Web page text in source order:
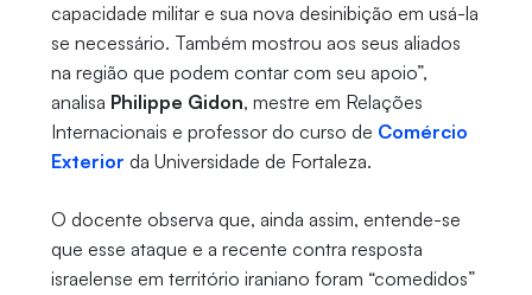
capacidade militar e sua nova desinibição em usá-la
se necessário. Também mostrou aos seus aliados
na região que podem contar com seu apoio”,
analisa Philippe Gidon, mestre em Relações
Internacionais e professor do curso de Comércio
Exterior da Universidade de Fortaleza.
O docente observa que, ainda assim, entende-se
que esse ataque e a recente contra resposta
israelense em território iraniano foram “comedidos”